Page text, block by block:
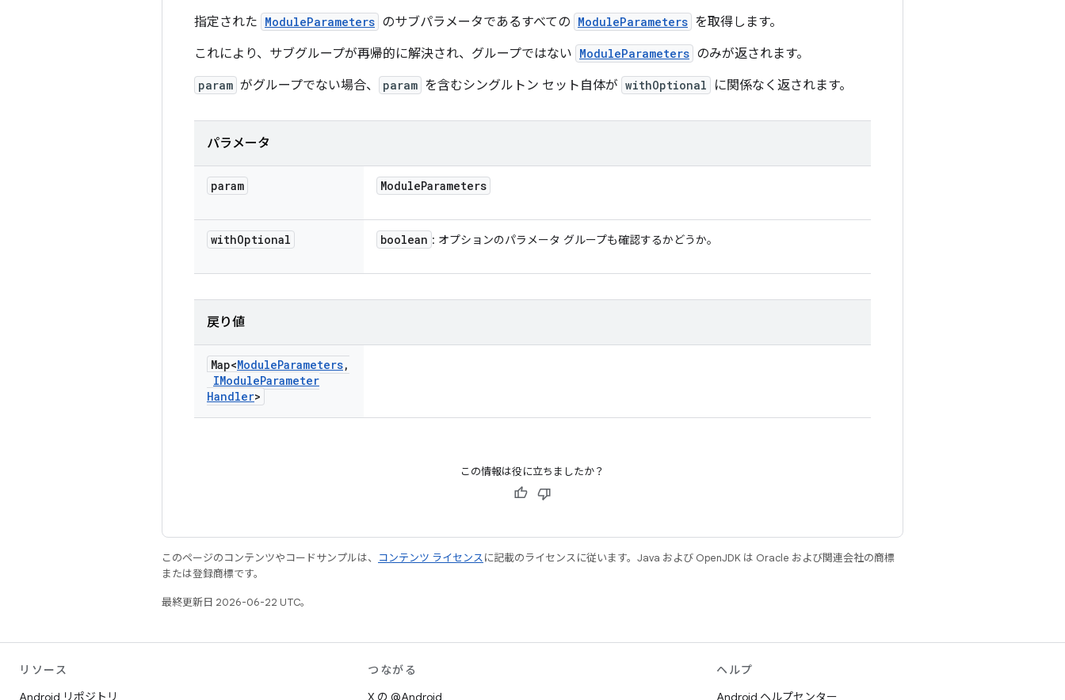
指定された ModuleParameters のサブパラメータであるすべての ModuleParameters を取得します。
これにより、サブグループが再帰的に解決され、グループではない ModuleParameters のみが返されます。
param がグループでない場合、 param を含むシングルトン セット自体が withOptional に関係なく返されます。
パラメータ
param ModuleParameters
withOptional boolean : オプションのパラメータ グループも確認するかどうか。
戻り値
Map<ModuleParameters,
IModuleParameter
Handler>
この情報は役に立ちましたか？
このページのコンテンツやコードサンプルは、 コンテンツ ライセンスに記載のライセンスに従います。Java および OpenJDK は Oracle および関連会社の商標
または登録商標です。
最終更新日 2026-06-22 UTC。
リソース
Android リポジトリ
つながる
X の @Android
ヘルプ
Android ヘルプセンター